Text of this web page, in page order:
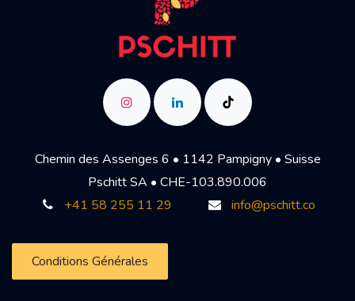
Chemin des Assenges 6 • 1142 Pampigny • Suisse
Pschitt SA • CHE-103.890.006
+41 58 255 11 29
info@pschitt.co
Conditions Générales